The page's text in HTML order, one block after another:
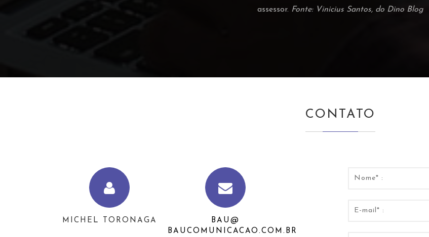
assessor. Fonte: Vinicius Santos, do Dino Blog
CONTATO
MICHEL TORONAGA
BAU@
BAUCOMUNICACAO.COM.BR